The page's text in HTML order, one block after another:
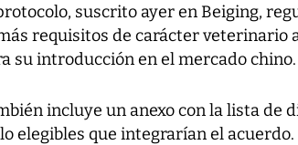
suscrito ayer en Beiging,
requisitos de carácter veterinario
su introducción en el mercado chino.
incluye un anexo con la lista de
elegibles que integrarían el acuerdo.